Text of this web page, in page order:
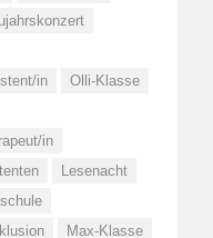
in
Olli-Klasse
in
Lesenacht
Max-Klasse